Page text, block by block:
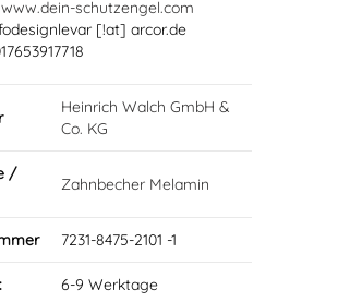
www.dein-schutzengel.com
[!at] arcor.de
Heinrich Walch GmbH &
Co. KG
/
Zahnbecher Melamin
7231-8475-2101 -1
6-9 Werktage